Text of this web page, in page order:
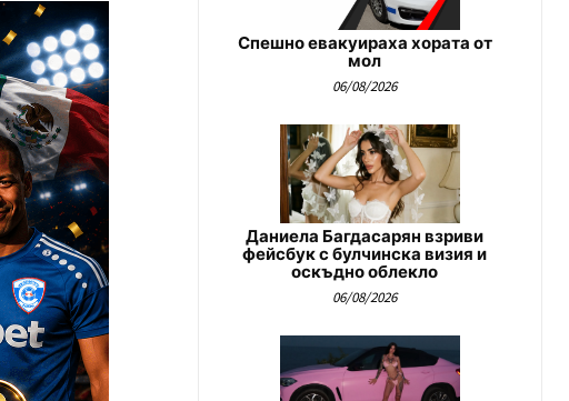
Спешно евакуираха хората от
мол
06/08/2026
Даниела Багдасарян взриви
фейсбук с булчинска визия и
оскъдно облекло
06/08/2026